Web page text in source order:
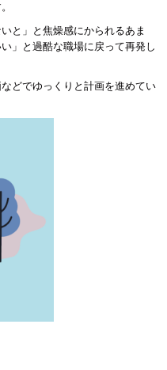
と」と焦燥感にかられるあま
」と過酷な職場に戻って再発し
どでゆっくりと計画を進めてい